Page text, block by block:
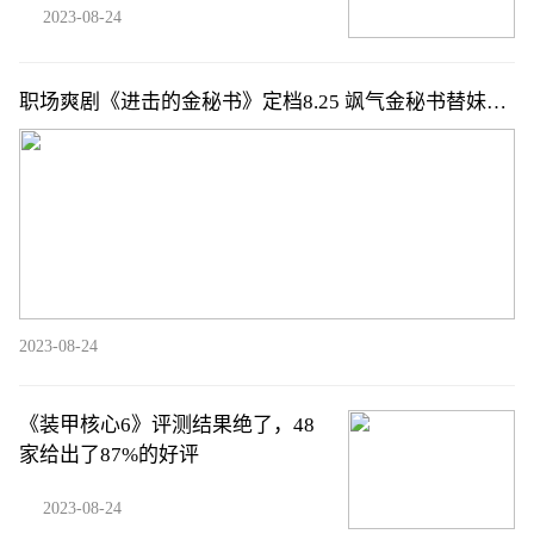
2023-08-24
职场爽剧《进击的金秘书》定档8.25 飒气金秘书替妹整
顿职场超带感
2023-08-24
《装甲核心6》评测结果绝了，48
家给出了87%的好评
2023-08-24